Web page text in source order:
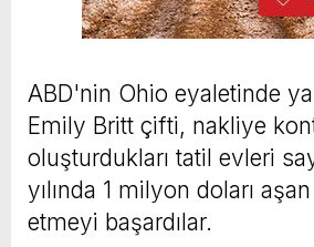
ABD'nin Ohio eyaletinde
Emily Britt çifti, nakliye
oluşturdukları tatil evleri
yılında 1 milyon doları
etmeyi başardılar.